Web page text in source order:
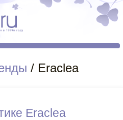
/ Eraclea
Eraclea